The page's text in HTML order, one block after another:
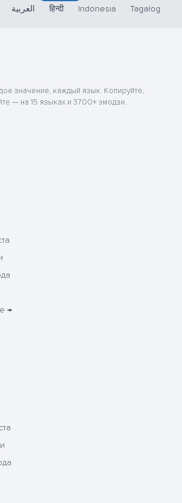
العربية हिन्दी Indonesia Tagalog
значение, каждый язык. Копируйте,
— на 15 языках и 3700+ эмодзи.
→